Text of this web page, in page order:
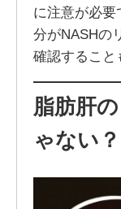
に注意が必要
分がNASHの
確認すること
脂肪肝
ゃない